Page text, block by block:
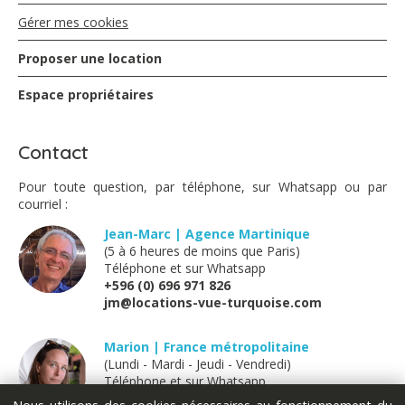
Chevalier - janvier 2023
Nous avons passé un très agréable séjour à la villa
accueilli avec des attentions adorables. Ils ont été
recommande vraiment!!
Jacques MARC - novembre 2022
Magnifique Villa ! Nous y avons séjourné avec des amis,
propriétaire aimable et disponible, villa bien équipée,
parfaite pour des vacances tranquilles ! Je recommande !
Gérer mes cookies
Proposer une location
Espace propriétaires
Contact
Pour toute question, par téléphone, sur Whatsapp ou par
courriel :
Jean-Marc | Agence Martinique
(5 à 6 heures de moins que Paris)
Téléphone et sur Whatsapp
+596 (0) 696 971 826
jm@locations-vue-turquoise.com
Marion | France métropolitaine
(Lundi - Mardi - Jeudi - Vendredi)
Téléphone et sur Whatsapp
+33 (0) 611 289 121